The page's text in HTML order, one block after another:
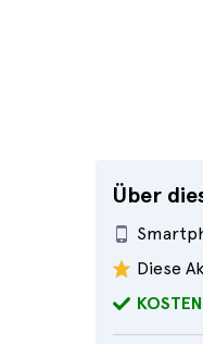
Über
Diese